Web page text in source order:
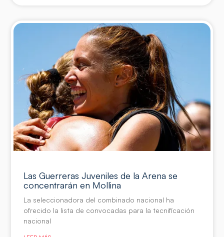
Las Guerreras Juveniles de la Arena se
concentrarán en Mollina
La seleccionadora del combinado nacional ha
ofrecido la lista de convocadas para la tecnificación
nacional